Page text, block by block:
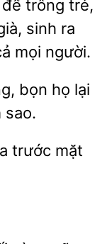
trông trẻ,
sinh
mọi người.
bọn
lại
sao.
trước